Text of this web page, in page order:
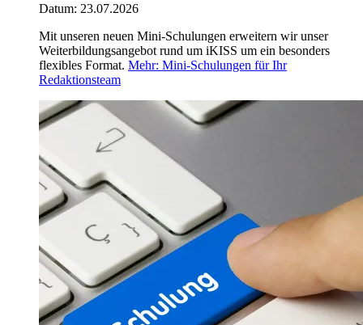
Datum: 23.07.2026
Mit unseren neuen Mini-Schulungen erweitern wir unser
Weiterbildungsangebot rund um iKISS um ein besonders
flexibles Format. Mehr: Mini-Schulungen für Ihr
Redaktionsteam